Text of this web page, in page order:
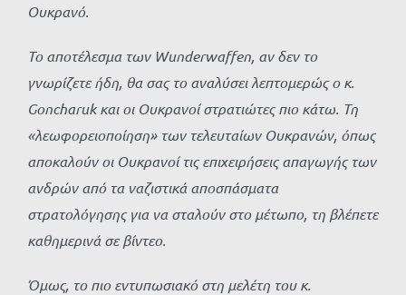
Ουκρανό.
Το αποτέλεσμα των Wunderwaffen, αν δεν το
γνωρίζετε ήδη, θα σας το αναλύσει λεπτομερώς ο κ.
Goncharuk και οι Ουκρανοί στρατιώτες πιο κάτω. Τη
«λεωφορειοποίηση» των τελευταίων Ουκρανών, όπως
αποκαλούν οι Ουκρανοί τις επιχειρήσεις απαγωγής των
ανδρών από τα ναζιστικά αποσπάσματα
στρατολόγησης για να σταλούν στο μέτωπο, τη βλέπετε
καθημερινά σε βίντεο.
Όμως, το πιο εντυπωσιακό στη μελέτη του κ.